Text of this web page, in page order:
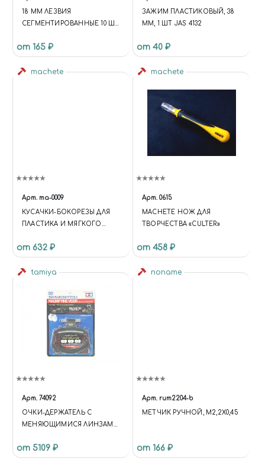
18 ММ ЛЕЗВИЯ
СЕГМЕНТИРОВАННЫЕ 10 ШТ
от 165 ₽
ЗАЖИМ ПЛАСТИКОВЫЙ, 38
ММ, 1 ШТ JAS 4132
от 40 ₽
machete
Арт. ma-0009
КУСАЧКИ-БОКОРЕЗЫ ДЛЯ
ПЛАСТИКА И МЯГКОГО
от 632 ₽
machete
Арт. 0615
MACHETE НОЖ ДЛЯ
ТВОРЧЕСТВА «CULTER»
от 458 ₽
tamiya
Арт. 74092
ОЧКИ-ДЕРЖАТЕЛЬ С
МЕНЯЮЩИМИСЯ ЛИНЗАМИ
от 5109 ₽
noname
Арт. rum2204-b
МЕТЧИК РУЧНОЙ, М2,2Х0,45
от 166 ₽